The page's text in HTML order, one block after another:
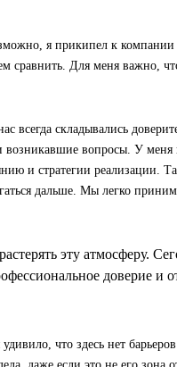
я прикипел к компании
сравнить. Для меня важно,
всегда складывались
возникавшие вопросы. У
и стратегии реализации.
дальше. Мы легко
эту атмосферу.
доверие и
что здесь нет